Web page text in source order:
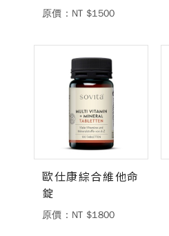
原價：NT $1500
歐仕康綜合維他命
錠
原價：NT $1800